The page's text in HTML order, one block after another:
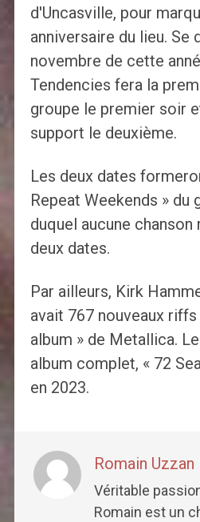
d'Uncasville, pour
anniversaire du lieu. Se
novembre de cette
Tendencies fera la
groupe le premier soir
support le deuxième.
Les deux dates
Repeat Weekends » du
duquel aucune chanson
deux dates.
Par ailleurs, Kirk
avait 767 nouveaux
album » de Metallica.
album complet, « 72
en 2023.
Romain Uzzan
Véritable
Romain est un